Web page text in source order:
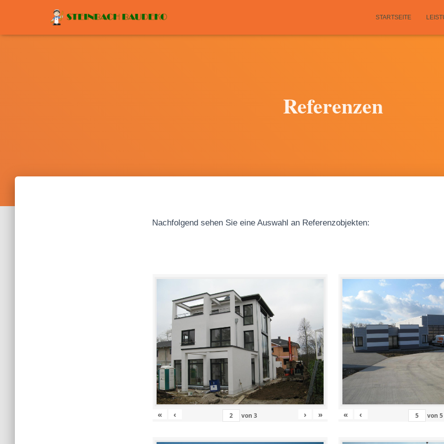
STARTSEITE
Referenzen
Nachfolgend sehen Sie eine Auswahl an Referenzobjekten:
« ‹ von3 › » « ‹ von5